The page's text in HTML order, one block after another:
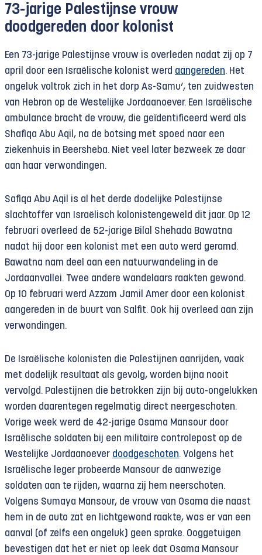
73-jarige Palestijnse vrouw
doodgereden door kolonist
Een 73-jarige Palestijnse vrouw is overleden nadat zij op 7
april door een Israëlische kolonist werd aangereden. Het
ongeluk voltrok zich in het dorp As-Samu’, ten zuidwesten
van Hebron op de Westelijke Jordaanoever. Een Israëlische
ambulance bracht de vrouw, die geïdentificeerd werd als
Shafiqa Abu Aqil, na de botsing met spoed naar een
ziekenhuis in Beersheba. Niet veel later bezweek ze daar
aan haar verwondingen.
Safiqa Abu Aqil is al het derde dodelijke Palestijnse
slachtoffer van Israëlisch kolonistengeweld dit jaar. Op 12
februari overleed de 52-jarige Bilal Shehada Bawatna
nadat hij door een kolonist met een auto werd geramd.
Bawatna nam deel aan een natuurwandeling in de
Jordaanvallei. Twee andere wandelaars raakten gewond.
Op 10 februari werd Azzam Jamil Amer door een kolonist
aangereden in de buurt van Salfit. Ook hij overleed aan zijn
verwondingen.
De Israëlische kolonisten die Palestijnen aanrijden, vaak
met dodelijk resultaat als gevolg, worden bijna nooit
vervolgd. Palestijnen die betrokken zijn bij auto-ongelukken
worden daarentegen regelmatig direct neergeschoten.
Vorige week werd de 42-jarige Osama Mansour door
Israëlische soldaten bij een militaire controlepost op de
Westelijke Jordaanoever doodgeschoten. Volgens het
Israëlische leger probeerde Mansour de aanwezige
soldaten aan te rijden, waarna zij hem neerschoten.
Volgens Sumaya Mansour, de vrouw van Osama die naast
hem in de auto zat en lichtgewond raakte, was er van een
aanval (of zelfs een ongeluk) geen sprake. Ooggetuigen
bevestigen dat het er niet op leek dat Osama Mansour